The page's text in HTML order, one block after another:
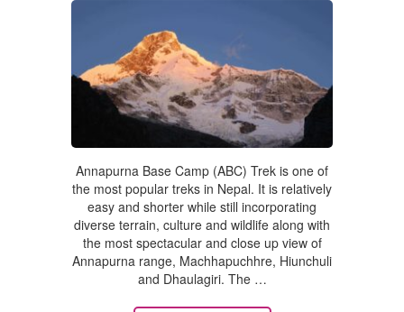
Annapurna Base Camp (ABC) Trek is one of
the most popular treks in Nepal. It is relatively
easy and shorter while still incorporating
diverse terrain, culture and wildlife along with
the most spectacular and close up view of
Annapurna range, Machhapuchhre, Hiunchuli
and Dhaulagiri. The …